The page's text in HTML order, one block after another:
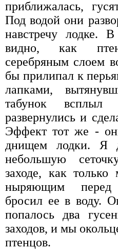
приближалась,
Под водой они
навстречу лодке.
видно, как
серебряным слоем
бы прилипал к
лапками,
табунок
развернулись и
Эффект тот же -
днищем лодки. Я
небольшую
заходе, как
ныряющим перед
бросил ее в воду.
попалось два
заходов, и мы
птенцов.